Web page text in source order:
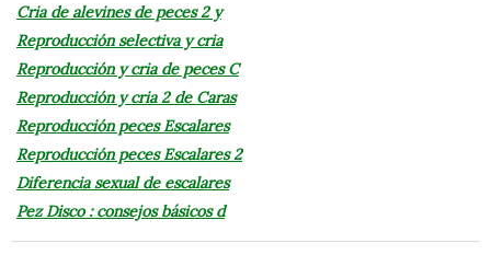
Cria de alevines de peces 2 y
Reproducción selectiva y cria
Reproducción y cria de peces C
Reproducción y cria 2 de Caras
Reproducción peces Escalares
Reproducción peces Escalares 2
Diferencia sexual de escalares
Pez Disco : consejos básicos d